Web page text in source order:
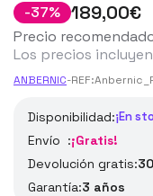
-37% 189,00€
Precio
Los precios incluyen
ANBERNIC-REF:
Disponibilidad:¡En
Envío :¡Gratis!
Devolución gratis:
Garantía:3 años